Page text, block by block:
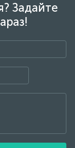
Задайте